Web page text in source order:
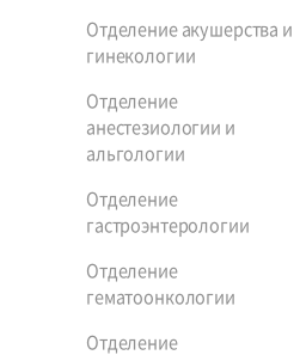
Отделение акушерства и
гинекологии
Отделение
анестезиологии и
альгологии
Отделение
гастроэнтерологии
Отделение
гематоонкологии
Отделение